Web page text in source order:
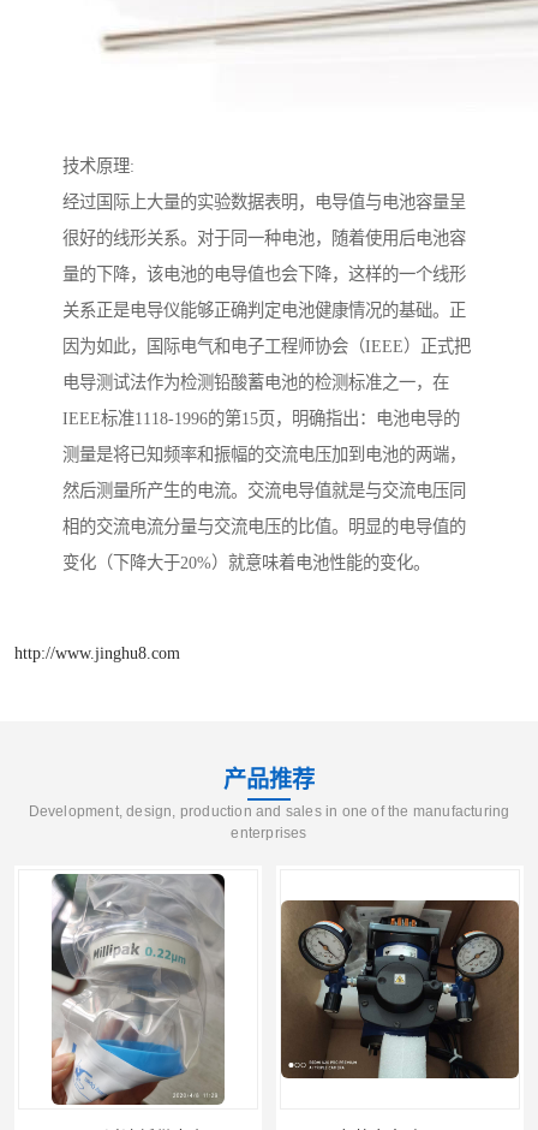
技术原理:
经过国际上大量的实验数据表明，电导值与电池容量呈
很好的线形关系。对于同一种电池，随着使用后电池容
量的下降，该电池的电导值也会下降，这样的一个线形
关系正是电导仪能够正确判定电池健康情况的基础。正
因为如此，国际电气和电子工程师协会（IEEE）正式把
电导测试法作为检测铅酸蓄电池的检测标准之一，在
IEEE标准1118-1996的第15页，明确指出：电池电导的
测量是将已知频率和振幅的交流电压加到电池的两端，
然后测量所产生的电流。交流电导值就是与交流电压同
相的交流电流分量与交流电压的比值。明显的电导值的
变化（下降大于20%）就意味着电池性能的变化。
http://www.jinghu8.com
产品推荐
Development, design, production and sales in one of the manufacturing
enterprises